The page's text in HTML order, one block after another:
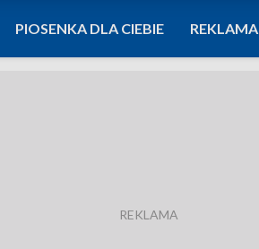
PIOSENKA DLA CIEBIE REKLAMA